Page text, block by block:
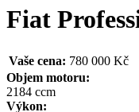
Fiat
Vaše cena: 780 000 Kč
Objem motoru:
2184 ccm
Výkon: